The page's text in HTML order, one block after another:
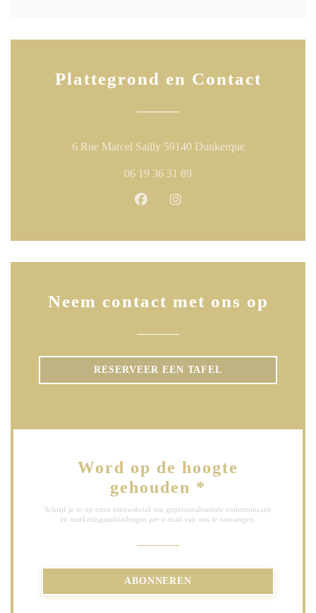
Plattegrond en Contact
6 Rue Marcel Sailly 59140 Dunkerque((opent in een
06 19 36 31 89
Facebook ((opent in een nieuw
Neem contact met ons op
RESERVEER EEN TAFEL
Word op de hoogte
gehouden *
Schrijf je in op onze nieuwsbrief om gepersonaliseerde communicatie
en marketingaanbiedingen per e-mail van ons te ontvangen.
ABONNEREN